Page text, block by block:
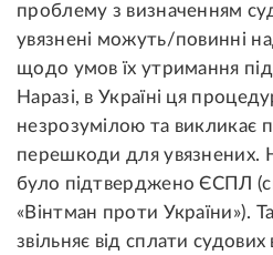
проблему з визначенням
увязнені можуть/повинні
щодо умов їх утримання
Наразі, в Україні ця
незрозумілою та викликає
перешкоди для увязнених.
було підтверджено ЄСПЛ
«Вінтман проти України»).
звільняє від сплати